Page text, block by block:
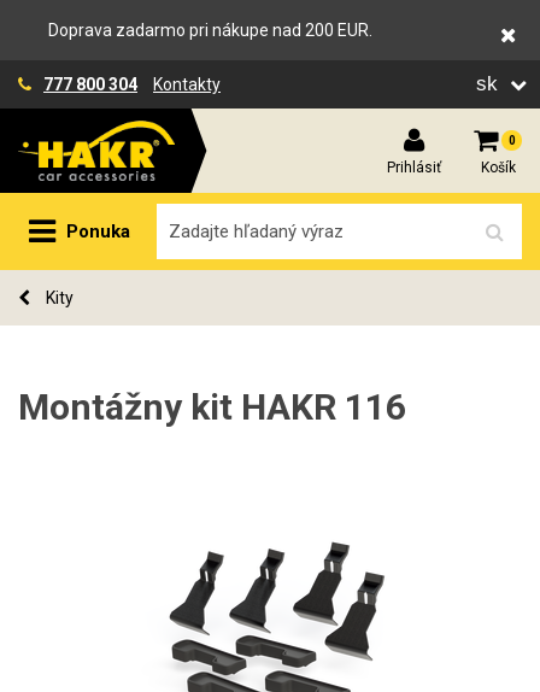
Doprava zadarmo pri nákupe nad 200 EUR.
777 800 304 Kontakty sk
Prihlásiť
0
Košík
Ponuka
Kity
Montážny kit HAKR 116